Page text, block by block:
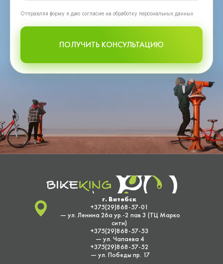
Oтправляя форму я даю согласие на обработку персональных данных
ПОЛУЧИТЬ КОНСУЛЬТАЦИЮ
г. Витебск
+375(29)868-57-01
— ул. Ленина 26а ур.-2 пав 3 (ТЦ Марко
сити)
+375(29)868-57-53
— ул. Чапаева 4
+375(29)868-57-52
— ул. Победы пр. 17